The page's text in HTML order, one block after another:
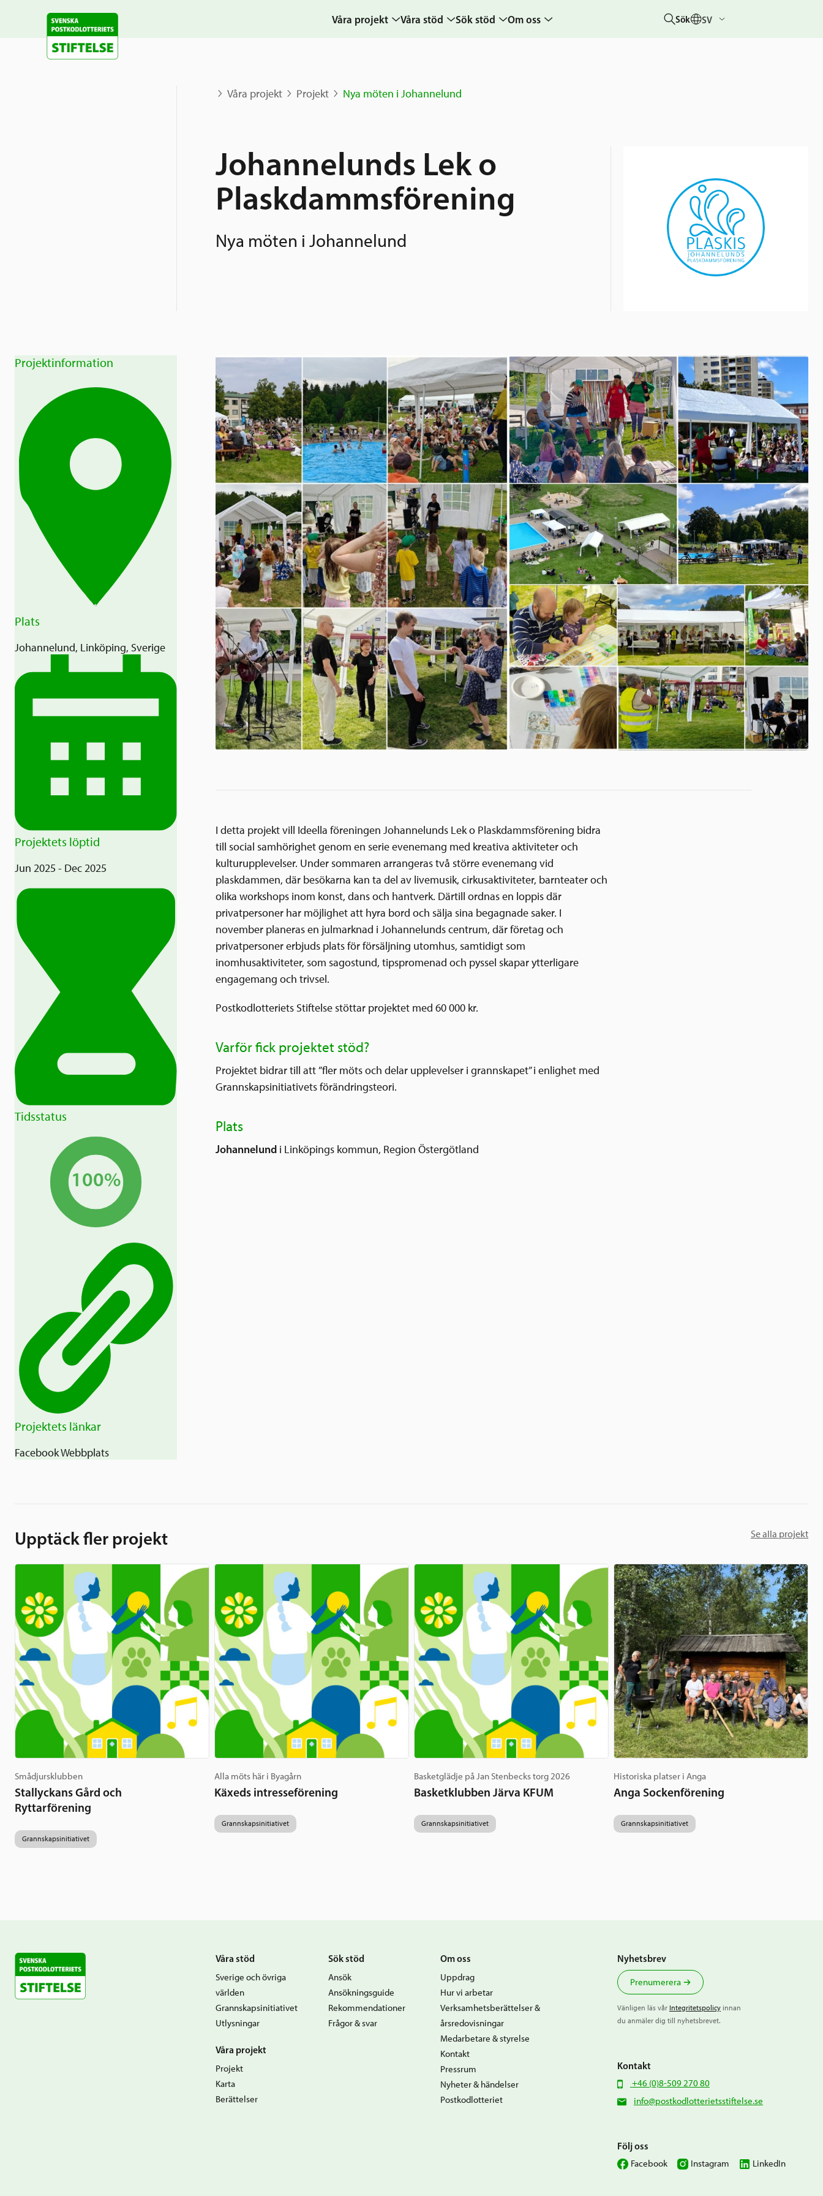
Våra projekt
Karta
Våra stöd
Grannskapsinitiativet
Sök stöd
Ansökningsguide
världen
Om oss
Pressrum
Nyheter &
Sök SV
Våra projekt Projekt Nya möten i Johannelund
Johannelunds Lek o
Plaskdammsförening
Nya möten i Johannelund
Projektinformation
Plats
Johannelund, Linköping, Sverige
Projektets löptid
Jun 2025 - Dec 2025
Tidsstatus
100%
Projektets länkar
FacebookWebbplats
I detta projekt vill Ideella föreningen Johannelunds Lek o Plaskdammsförening bidra
till social samhörighet genom en serie evenemang med kreativa aktiviteter och
kulturupplevelser. Under sommaren arrangeras två större evenemang vid
plaskdammen, där besökarna kan ta del av livemusik, cirkusaktiviteter, barnteater och
olika workshops inom konst, dans och hantverk. Därtill ordnas en loppis där
privatpersoner har möjlighet att hyra bord och sälja sina begagnade saker. I
november planeras en julmarknad i Johannelunds centrum, där företag och
privatpersoner erbjuds plats för försäljning utomhus, samtidigt som
inomhusaktiviteter, som sagostund, tipspromenad och pyssel skapar ytterligare
engagemang och trivsel.
Postkodlotteriets Stiftelse stöttar projektet med 60 000 kr.
Varför fick projektet stöd?
Projektet bidrar till att ”fler möts och delar upplevelser i grannskapet” i enlighet med
Grannskapsinitiativets förändringsteori.
Plats
Johannelundi Linköpings kommun, Region Östergötland
Upptäck fler projekt Se alla projekt
Smådjursklubben
Stallyckans Gård och
Ryttarförening
Grannskapsinitiativet
Alla möts här i Byagårn
Käxeds intresseförening
Grannskapsinitiativet
Basketglädje på Jan Stenbecks torg 2026
Basketklubben Järva KFUM
Grannskapsinitiativet
Historiska platser i Anga
Anga Sockenförening
Grannskapsinitiativet
Våra stöd
Sverige och övriga
världen
Grannskapsinitiativet
Utlysningar
Våra projekt
Projekt
Karta
Berättelser
Sök stöd
Ansök
Ansökningsguide
Rekommendationer
Frågor & svar
Om oss
Uppdrag
Hur vi arbetar
Verksamhetsberättelser &
årsredovisningar
Medarbetare & styrelse
Kontakt
Pressrum
Nyheter & händelser
Postkodlotteriet
Nyhetsbrev
Prenumerera
Vänligen läs vår Integritetspolicyinnan
du anmäler dig till nyhetsbrevet.
Kontakt
+46 (0)8-509 270 80
info@postkodlotterietsstiftelse.se
Följ oss
Facebook Instagram LinkedIn